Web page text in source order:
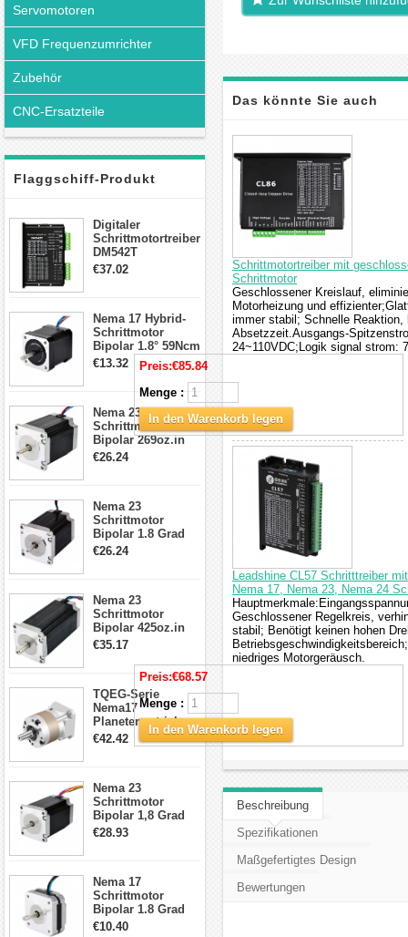
Servomotoren
VFD Frequenzumrichter
Zubehör
CNC-Ersatzteile
Flaggschiff-Produkt
Digitaler
Schrittmotortreiber
DM542T
Schrittmotor
Schrittmotor
€37.02
Nema 17 Hybrid-
Schrittmotor
Bipolar 1.8° 59Ncm
2A 4 Drähte mit 1m
Kabel & Stecker
Drucker/CNC
€13.32
Nema 23
Schrittmotor
Bipolar 269oz.in
2,8A 57x57x76mm
€26.24
Nema 23
Schrittmotor
Bipolar 1.8 Grad
1.9Nm 3A 3.36V 4
€26.24
Nema 23
Schrittmotor
Bipolar 425oz.in
4.2A 57x57x114mm
Schrittmotor
€35.17
TQEG-Serie
Nema17
Planetengetriebe
5:1 Spiel 15Arc-
min für Nema 17
€42.42
Nema 23
Schrittmotor
Bipolar 1,8 Grad
2,83Nm 4 A 2,26V
€28.93
Nema 17
Schrittmotor
Bipolar 1.8 Grad
8.7Ncm 1A 3.5V 4
€10.40
Das könnte Sie auch
interessieren
Schrittmotortreiber mit
Schrittmotor
Geschlossener Kreislauf,
Motorheizung und
immer stabil; Schnelle
Absetzzeit.Ausgangs-
24~110VDC;Logik signal strom:
Preis:€85.84
Menge :
In den Warenkorb legen
Leadshine CL57 Schritttreiber
Nema 17, Nema 23, Nema 24
Geschlossener Regelkreis,
stabil; Benötigt keinen hohen
niedriges Motorgeräusch.
Preis:€68.57
Menge :
In den Warenkorb legen
Beschreibung
Spezifikationen
Maßgefertigtes Design
Bewertungen